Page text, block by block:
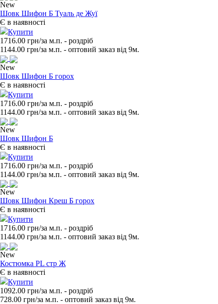
New
Шовк Шифон Б Туаль де Жуї
Є в наявності
Купити
1716.00 грн/за м.п. - роздрiб
1144.00 грн/за м.п. - оптовий заказ вiд 9м.
New
Шовк Шифон Б горох
Є в наявності
Купити
1716.00 грн/за м.п. - роздрiб
1144.00 грн/за м.п. - оптовий заказ вiд 9м.
New
Шовк Шифон Б
Є в наявності
Купити
1716.00 грн/за м.п. - роздрiб
1144.00 грн/за м.п. - оптовий заказ вiд 9м.
New
Шовк Шифон Креш Б горох
Є в наявності
Купити
1716.00 грн/за м.п. - роздрiб
1144.00 грн/за м.п. - оптовий заказ вiд 9м.
New
Костюмка PL стр Ж
Є в наявності
Купити
1092.00 грн/за м.п. - роздрiб
728.00 грн/за м.п. - оптовий заказ вiд 9м.